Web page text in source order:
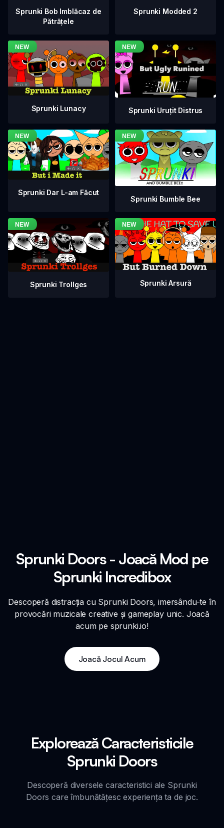
Sprunki Bob Imblăcaz de
Pătrățele
Sprunki Modded 2
Sprunki Lunacy Sprunki Uruțit Distrus
Sprunki Dar L-am Făcut
Sprunki Bumble Bee
Sprunki Trollges Sprunki Arsură
Sprunki Doors - Joacă Mod pe
Sprunki Incredibox
Descoperă distracția cu Sprunki Doors, imersându-te în
provocări muzicale creative și gameplay unic. Joacă
acum pe sprunki.io!
Joacă Jocul Acum
Explorează Caracteristicile
Sprunki Doors
Descoperă diversele caracteristici ale Sprunki
Doors care îmbunătățesc experiența ta de joc.